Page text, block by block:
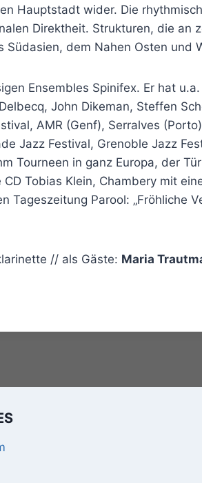
Hauptstadt wider. Die
Direktheit. Strukturen, die an
dem Nahen Osten und
Ensembles Spinifex. Er hat
John Dikeman, Steffen
AMR (Genf), Serralves
Jazz Festival, Grenoble Jazz
Tourneen in ganz Europa, der
Tobias Klein, Chambery mit
Tageszeitung Parool: „Fröhliche
// als Gäste: Maria